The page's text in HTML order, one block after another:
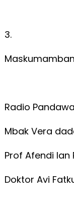
3.
Radio
Mbak Vera
Prof Afendi lan
Doktor Avi